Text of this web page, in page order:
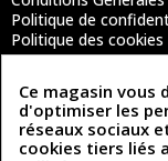
Politique de
Politique des cookies
Contactez-nous
Coordonnées
Ce magasin vous
d'optimiser les
réseaux sociaux
cookies tiers liés